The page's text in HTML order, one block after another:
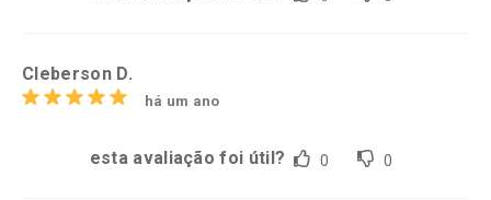
Cleberson D.
há um ano
esta avaliação foi útil? 0 0